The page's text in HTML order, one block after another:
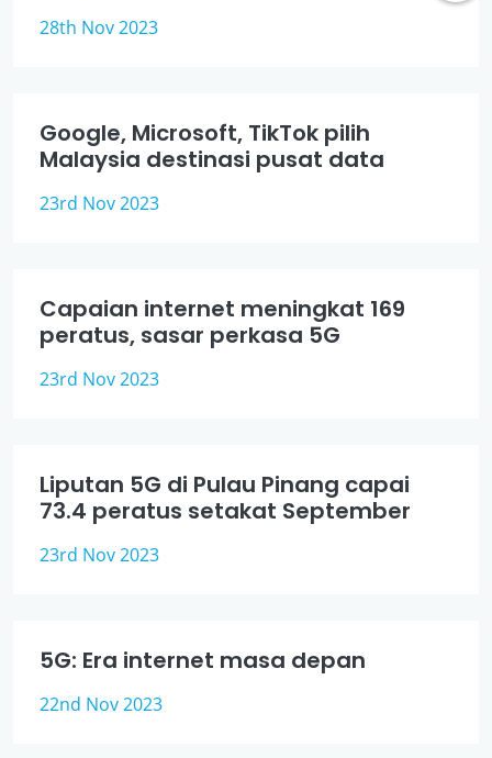
28th Nov 2023
Google, Microsoft, TikTok pilih
Malaysia destinasi pusat data
23rd Nov 2023
Capaian internet meningkat 169
peratus, sasar perkasa 5G
23rd Nov 2023
Liputan 5G di Pulau Pinang capai
73.4 peratus setakat September
23rd Nov 2023
5G: Era internet masa depan
22nd Nov 2023